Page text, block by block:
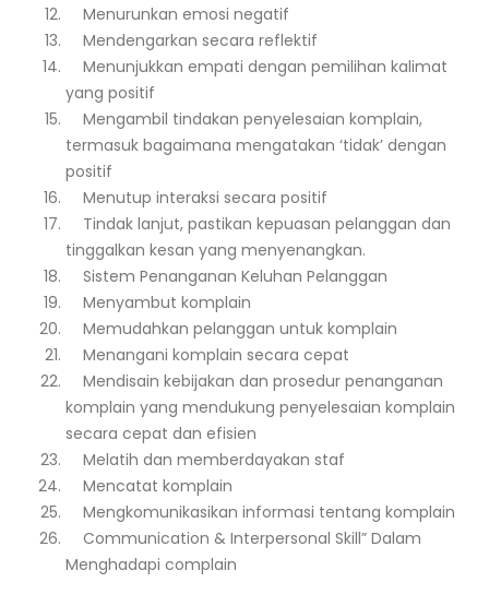
Menurunkan emosi negatif
Mendengarkan secara reflektif
Menunjukkan empati dengan pemilihan kalimat
yang positif
Mengambil tindakan penyelesaian komplain,
termasuk bagaimana mengatakan ‘tidak’ dengan
positif
Menutup interaksi secara positif
Tindak lanjut, pastikan kepuasan pelanggan dan
tinggalkan kesan yang menyenangkan.
Sistem Penanganan Keluhan Pelanggan
Menyambut komplain
Memudahkan pelanggan untuk komplain
Menangani komplain secara cepat
Mendisain kebijakan dan prosedur penanganan
komplain yang mendukung penyelesaian komplain
secara cepat dan efisien
Melatih dan memberdayakan staf
Mencatat komplain
Mengkomunikasikan informasi tentang komplain
Communication & Interpersonal Skill” Dalam
Menghadapi complain